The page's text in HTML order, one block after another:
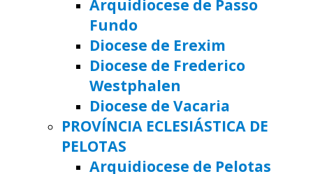
Arquidiocese de Passo
Fundo
Diocese de Erexim
Diocese de Frederico
Westphalen
Diocese de Vacaria
PROVÍNCIA ECLESIÁSTICA DE
PELOTAS
Arquidiocese de Pelotas